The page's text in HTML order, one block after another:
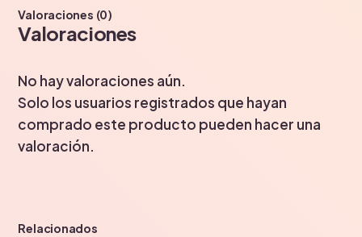
Valoraciones (0)
Valoraciones
No hay valoraciones aún.
Solo los usuarios registrados que hayan
comprado este producto pueden hacer una
valoración.
Relacionados